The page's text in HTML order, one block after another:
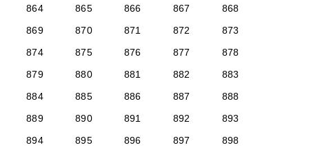
864
865 866 867
868
869
870 871 872
873
874
875 876 877
878
879
880 881 882
883
884
885 886 887
888
889
890 891 892
893
894
895 896 897
898